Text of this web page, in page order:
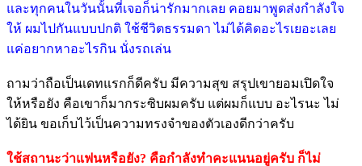
และทุกคนในวันนั้นที่เจอก็น่ารักมากเลย คอยมาพูดส่งกำลังใจ
ให้ ผมไปกันแบบปกติ ใช้ชีวิตธรรมดา ไม่ได้คิดอะไรเยอะเลย
แค่อยากหาอะไรกิน นั่งรถเล่น
ถามว่าถือเป็นเดทแรกก็ดีครับ มีความสุข สรุปเขายอมเปิดใจ
ให้หรือยัง คือเขาก็มากระซิบผมครับ แต่ผมก็แบบ อะไรนะ ไม่
ได้ยิน ขอเก็บไว้เป็นความทรงจำของตัวเองดีกว่าครับ
ใช้สถานะว่าแฟนหรือยัง? คือกำลังทำคะแนนอยู่ครับ ก็ไม่